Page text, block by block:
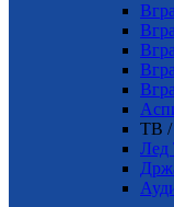
ТВ
Лед